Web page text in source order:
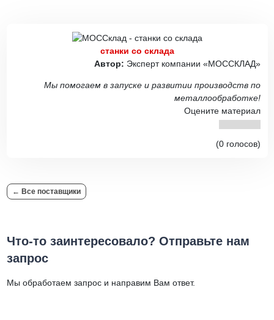
станки со склада
Автор: Эксперт компании «МОССКЛАД»
Мы помогаем в запуске и развитии производств по
металлообработке!
Оцените материал
(0 голосов)
← Все поставщики
Что-то заинтересовало? Отправьте нам
запрос
Мы обработаем запрос и направим Вам ответ.